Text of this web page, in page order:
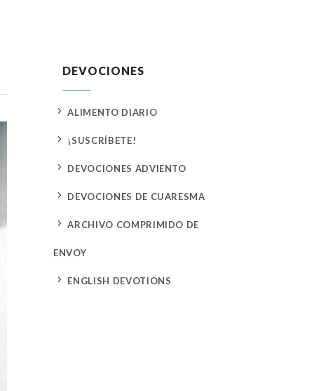
DEVOCIONES
5 ALIMENTO DIARIO
5 ¡SUSCRÍBETE!
5 DEVOCIONES ADVIENTO
5 DEVOCIONES DE CUARESMA
5 ARCHIVO COMPRIMIDO DE
ENVOY
5 ENGLISH DEVOTIONS